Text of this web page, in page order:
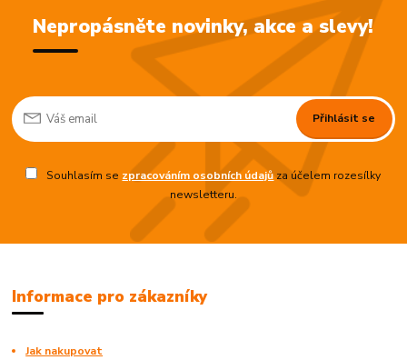
Nepropásněte novinky, akce a slevy!
Přihlásit se
Souhlasím se zpracováním osobních údajůza účelem rozesílky
newsletteru.
Informace pro zákazníky
Jak nakupovat